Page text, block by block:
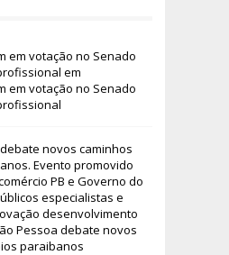
em votação no Senado
em
em votação no Senado
novos caminhos
Evento promovido
PB e Governo do
especialistas e
desenvolvimento
Pessoa debate novos
paraibanos